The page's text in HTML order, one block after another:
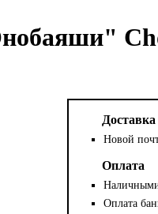
Доставка
Новой
Оплата
Оплата